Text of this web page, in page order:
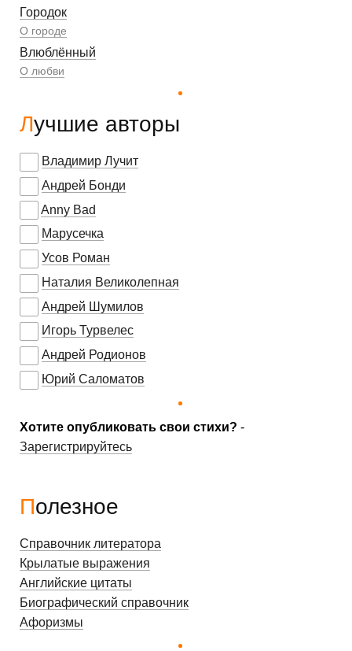
Городок
О городе
Влюблённый
О любви
Лучшие авторы
Владимир Лучит
Андрей Бонди
Anny Bad
Марусечка
Усов Роман
Наталия Великолепная
Андрей Шумилов
Игорь Турвелес
Андрей Родионов
Юрий Саломатов
Хотите опубликовать свои стихи? -
Зарегистрируйтесь
Полезное
Справочник литератора
Крылатые выражения
Английские цитаты
Биографический справочник
Афоризмы